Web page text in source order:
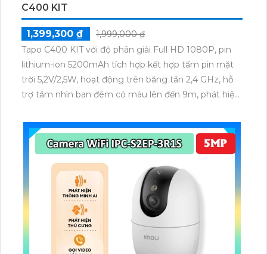
C400 KIT
1,399,300 ₫
1,999,000 ₫
Tapo C400 KIT với độ phân giải Full HD 1080P, pin
lithium-ion 5200mAh tích hợp kết hợp tấm pin mặt
trời 5,2V/2,5W, hoạt động trên băng tần 2,4 GHz, hỗ
trợ tầm nhìn ban đêm có màu lên đến 9m, phát hiện
dữ liệu qua thẻ microSD lên đến 512GB.